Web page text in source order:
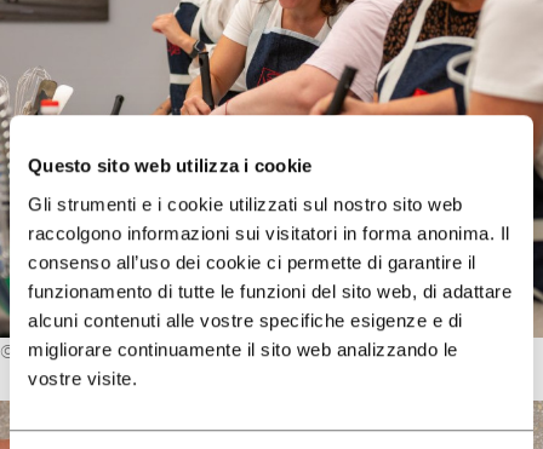
Questo sito web utilizza i cookie
Gli strumenti e i cookie utilizzati sul nostro sito web
raccolgono informazioni sui visitatori in forma anonima. Il
consenso all’uso dei cookie ci permette di garantire il
funzionamento di tutte le funzioni del sito web, di adattare
alcuni contenuti alle vostre specifiche esigenze e di
migliorare continuamente il sito web analizzando le
vostre visite.
© Archivio di Ljubljana Tourism